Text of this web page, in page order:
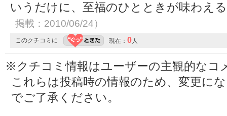
いうだけに、至福のひとときが味わえ
掲載：2010/06/24）
このクチコミに 現在： 0人
※クチコミ情報はユーザーの主観的なコ
これらは投稿時の情報のため、変更に
でご了承ください。